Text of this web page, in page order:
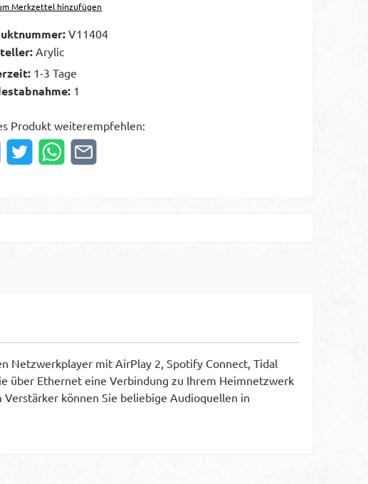
Merkzettel hinzufügen
V11404
Arylic
1-3 Tage
1
Produkt weiterempfehlen:
Netzwerkplayer mit AirPlay 2, Spotify Connect, Tidal
über Ethernet eine Verbindung zu Ihrem Heimnetzwerk
Verstärker können Sie beliebige Audioquellen in